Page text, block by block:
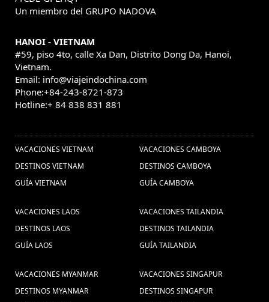
Un miembro del GRUPO NADOVA
HANOI - VIETNAM
#59, piso 4to, calle Xa Dan, Distrito Dong Da, Hanoi,
Vietnam.
Email: info@viajeindochina.com
Phone:+84-243-8721-873
Hotline:+ 84 838 831 881
VACACIONES VIETNAM
DESTINOS VIETNAM
GUÍA VIETNAM
VACACIONES CAMBOYA
DESTINOS CAMBOYA
GUÍA CAMBOYA
VACACIONES LAOS
DESTINOS LAOS
GUÍA LAOS
VACACIONES TAILANDIA
DESTINOS TAILANDIA
GUÍA TAILANDIA
VACACIONES MYANMAR
DESTINOS MYANMAR
VACACIONES SINGAPUR
DESTINOS SINGAPUR